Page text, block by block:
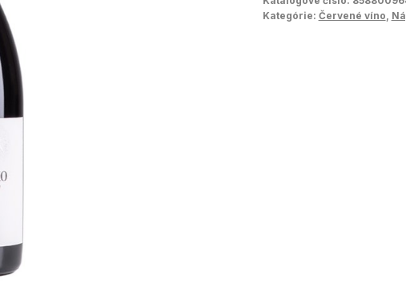
Kategórie: Červené víno